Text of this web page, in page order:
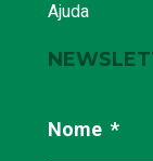
Ajuda
Nome *